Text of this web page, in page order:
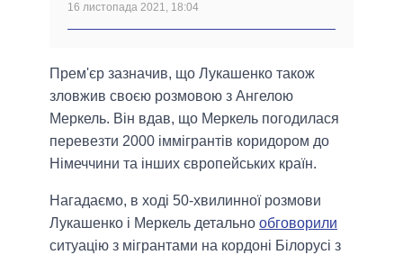
16 листопада 2021, 18:04
Прем'єр зазначив, що Лукашенко також
зловжив своєю розмовою з Ангелою
Меркель. Він вдав, що Меркель погодилася
перевезти 2000 іммігрантів коридором до
Німеччини та інших європейських країн.
Нагадаємо, в ході 50-хвилинної розмови
Лукашенко і Меркель детально обговорили
ситуацію з мігрантами на кордоні Білорусі з